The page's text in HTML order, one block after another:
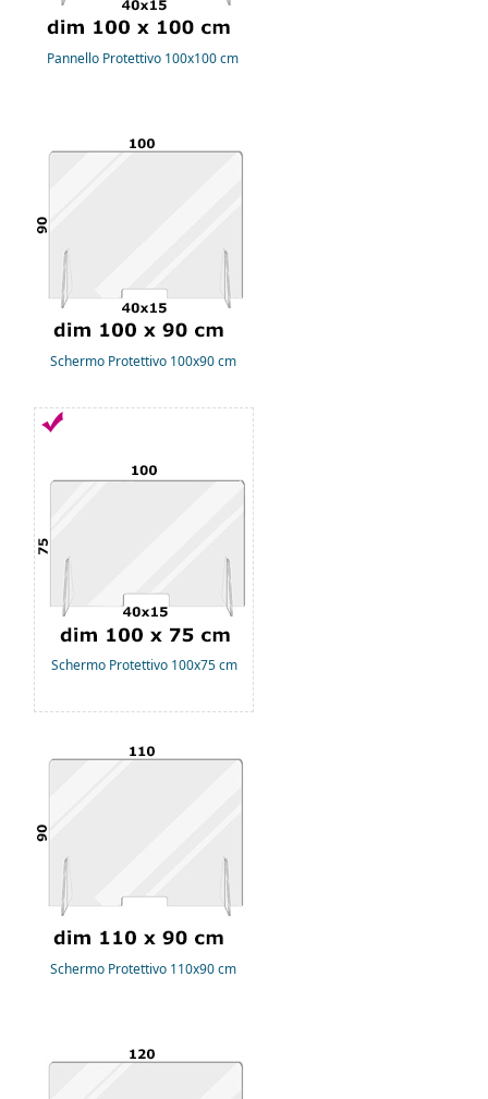
Pannello Protettivo 100x100 cm
Schermo Protettivo 100x90 cm
Schermo Protettivo 100x75 cm
Schermo Protettivo 110x90 cm